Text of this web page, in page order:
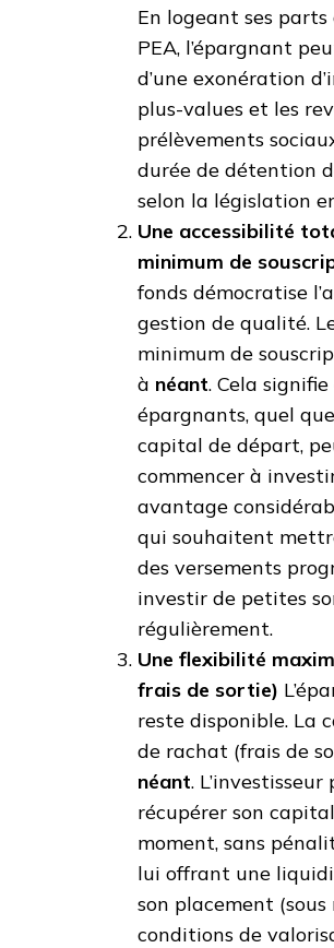
En logeant ses parts
PEA, l’épargnant
d’une exonération
plus-values et les
prélèvements
durée de détention
selon la législation
Une accessibilité
minimum de
fonds démocratise
gestion de qualité.
minimum de
à néant. Cela
épargnants, quel
capital de départ,
commencer à
avantage
qui souhaitent
des versements
investir de petites
régulièrement.
Une flexibilité
frais de sortie)
reste disponible. La
de rachat (frais de
néant. L’investisseur
récupérer son
moment, sans
lui offrant une
son placement (sous
conditions de